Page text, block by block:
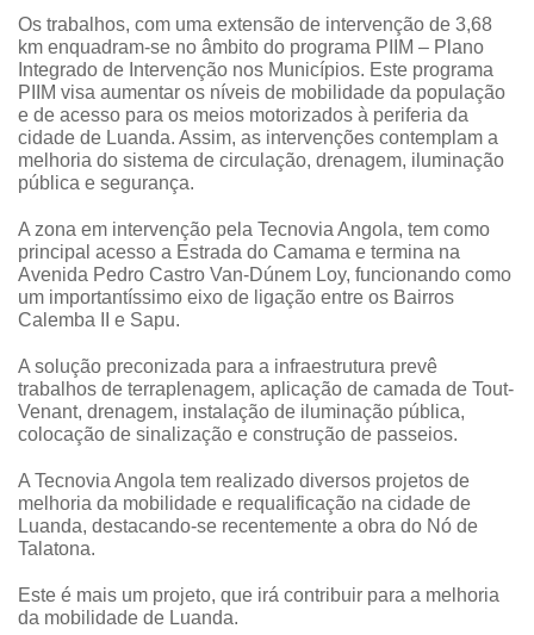
Os trabalhos, com uma extensão de intervenção de 3,68
km enquadram-se no âmbito do programa PIIM – Plano
Integrado de Intervenção nos Municípios. Este programa
PIIM visa aumentar os níveis de mobilidade da população
e de acesso para os meios motorizados à periferia da
cidade de Luanda. Assim, as intervenções contemplam a
melhoria do sistema de circulação, drenagem, iluminação
pública e segurança.
A zona em intervenção pela Tecnovia Angola, tem como
principal acesso a Estrada do Camama e termina na
Avenida Pedro Castro Van-Dúnem Loy, funcionando como
um importantíssimo eixo de ligação entre os Bairros
Calemba II e Sapu.
A solução preconizada para a infraestrutura prevê
trabalhos de terraplenagem, aplicação de camada de Tout-
Venant, drenagem, instalação de iluminação pública,
colocação de sinalização e construção de passeios.
A Tecnovia Angola tem realizado diversos projetos de
melhoria da mobilidade e requalificação na cidade de
Luanda, destacando-se recentemente a obra do Nó de
Talatona.
Este é mais um projeto, que irá contribuir para a melhoria
da mobilidade de Luanda.